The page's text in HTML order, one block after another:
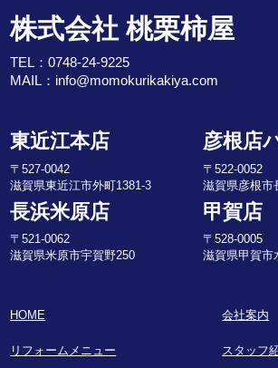
株式会社 桃栗柿屋
TEL：0748-24-9225
MAIL： info@momokurikakiya.com
東近江本店
〒527-0042
滋賀県東近江市外町1381-3
彦根店
〒522-0052
滋賀県彦根市
長浜米原店
〒521-0062
滋賀県米原市宇賀野250
甲賀店
〒528-0005
滋賀県甲賀市
HOME
リフォームメニュー
会社案内
スタッフ